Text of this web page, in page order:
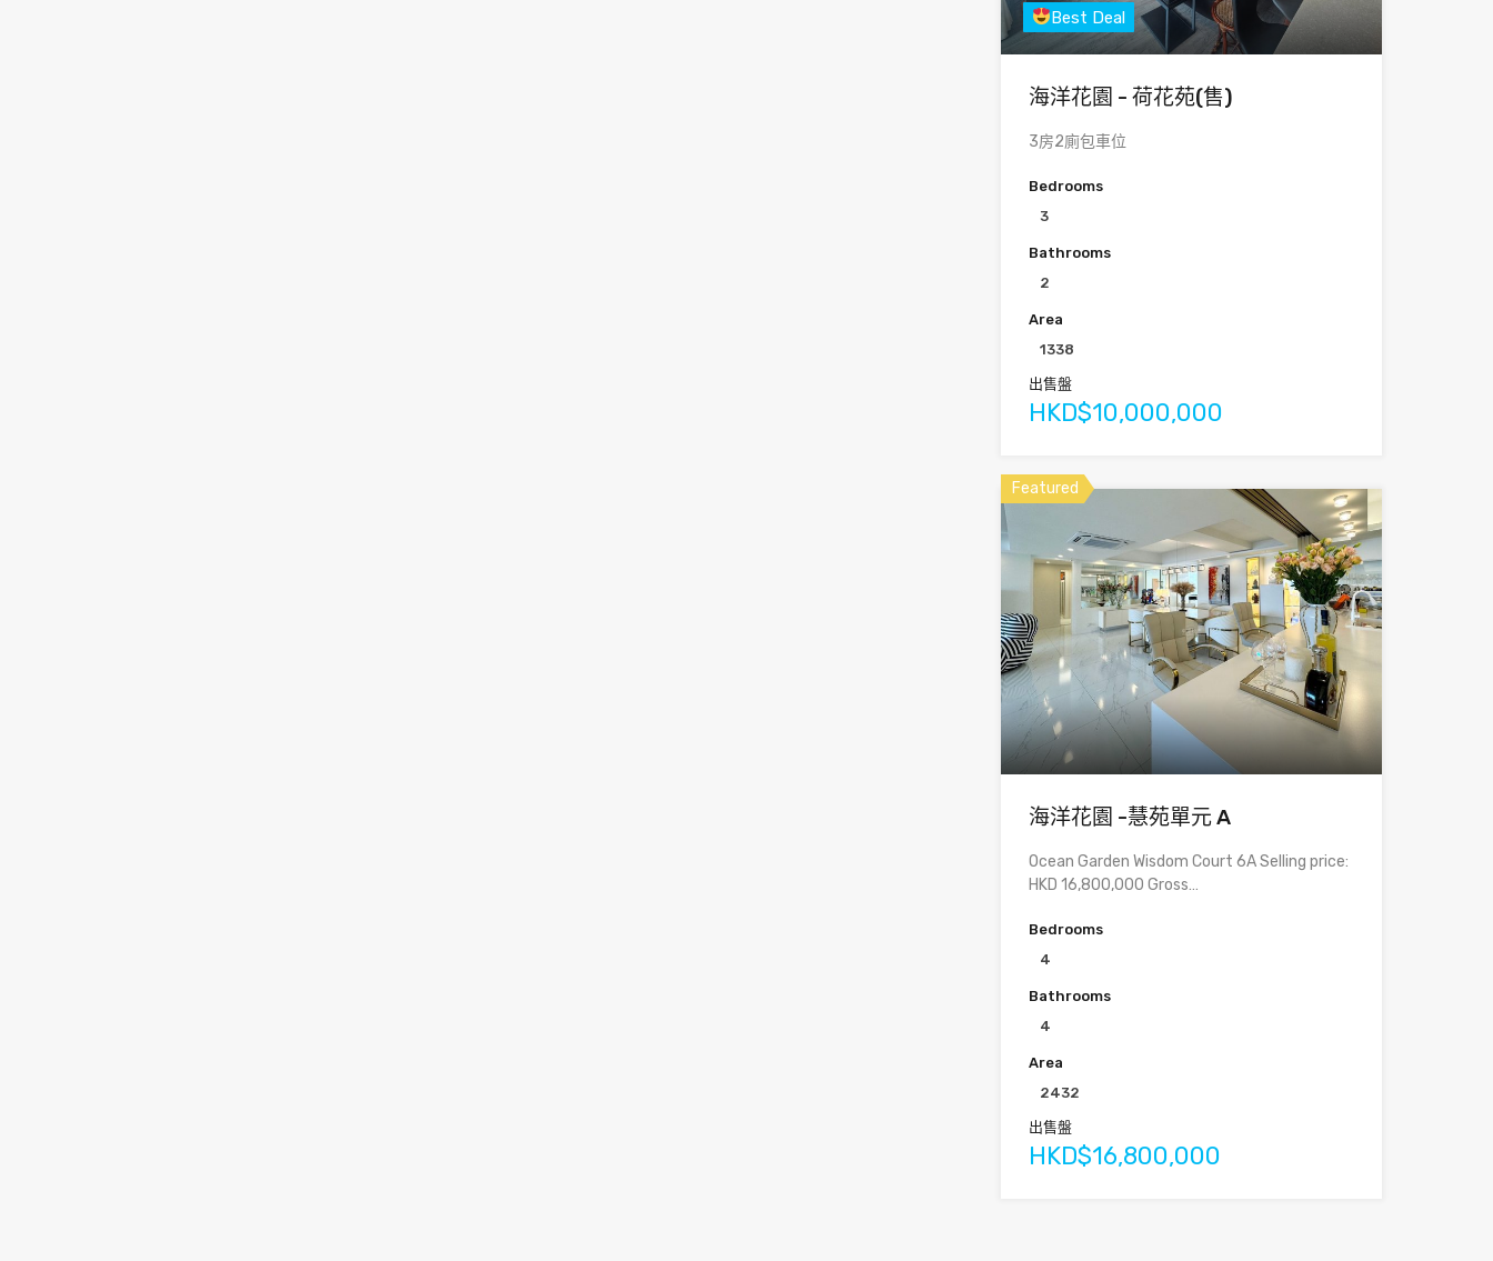
Best Deal
海洋花園 - 荷花苑(售)
3房2廁包車位
Bedrooms
3
Bathrooms
2
Area
1338
出售盤
HKD$10,000,000
Featured
海洋花園 -慧苑單元 A
Ocean Garden Wisdom Court 6A Selling price:
HKD 16,800,000 Gross…
Bedrooms
4
Bathrooms
4
Area
2432
出售盤
HKD$16,800,000